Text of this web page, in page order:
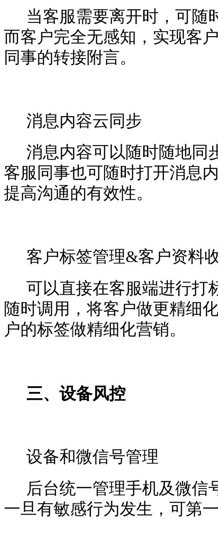
当客服需要离开时，可随
而客户完全无感知，实现客
同事的转接附言。
消息内容云同步
消息内容可以随时随地同
客服同事也可随时打开消息
提高沟通的有效性。
客户标签管理&客户资料
可以直接在客服端进行打
随时调用，将客户做更精细
户的标签做精细化营销。
三、设备风控
设备和微信号管理
后台统一管理手机及微信
一旦有敏感行为发生，可第